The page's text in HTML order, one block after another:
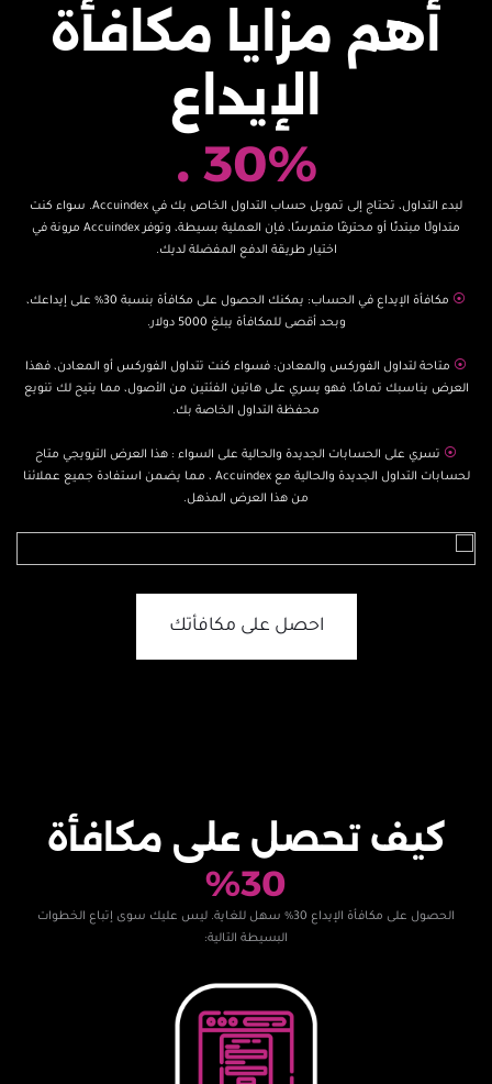
أهم مزايا مكافأة
الإيداع
30%
.
لبدء التداول، تحتاج إلى تمويل حساب التداول الخاص بك في Accuindex. سواء كنت
متداولًا مبتدئًا أو محترفًا متمرسًا، فإن العملية بسيطة، وتوفر Accuindex مرونة في
اختيار طريقة الدفع المفضلة لديك.
⦿
مكافأة الإيداع في الحساب: يمكنك الحصول على مكافأة بنسبة 30% على إيداعك،
وبحد أقصى للمكافأة يبلغ 5000 دولار.
⦿ متاحة لتداول الفوركس والمعادن: فسواء كنت تتداول الفوركس أو المعادن، فهذا
العرض يناسبك تمامًا. فهو يسري على هاتين الفئتين من الأصول، مما يتيح لك تنويع
محفظة التداول الخاصة بك.
⦿ تسري على الحسابات الجديدة والحالية على السواء : هذا العرض الترويجي متاح
لحسابات التداول الجديدة والحالية مع Accuindex ، مما يضمن استفادة جميع عملائنا
من هذا العرض المذهل.
احصل على مكافأتك
كيف تحصل على مكافأة
30%
الحصول على مكافأة الإيداع 30% سهل للغاية. ليس عليك سوى إتباع الخطوات
البسيطة التالية: